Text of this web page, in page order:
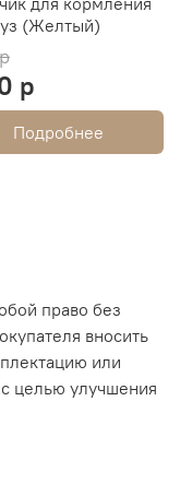
(Желтый)
р
Подробнее
право без
вносить
или
целью улучшения